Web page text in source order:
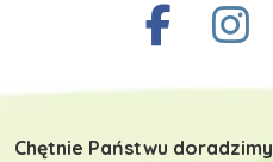
Chętnie Państwu doradzimy